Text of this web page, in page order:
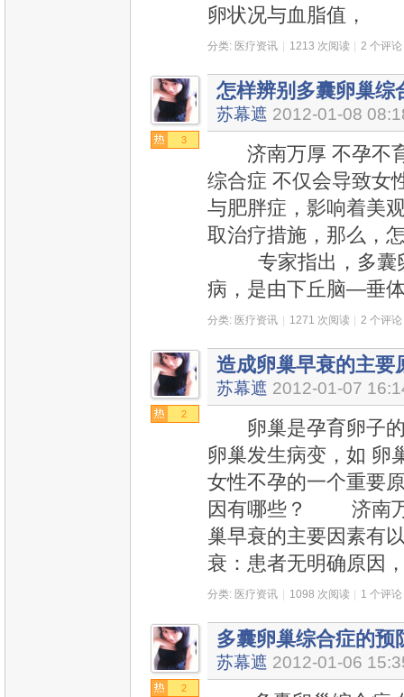
卵状况与血脂值，
分类: 医疗资讯 1213 次阅读 2 个评论
3
怎样辨别多囊卵巢综
苏幕遮 2012-01-08
济南万厚 不孕不育
综合症 不仅会导致女
与肥胖症，影响着美
取治疗措施，那么，
专家指出，多囊卵
病，是由下丘脑—垂
分类: 医疗资讯 1271 次阅读 2 个评论
2
造成卵巢早衰的主要
苏幕遮 2012-01-07
卵巢是孕育卵子的
卵巢发生病变，如 卵
女性不孕的一个重要
因有哪些？ 济南万
巢早衰的主要因素
衰：患者无明确原因
分类: 医疗资讯 1098 次阅读 1 个评论
2
多囊卵巢综合症的预
苏幕遮 2012-01-06